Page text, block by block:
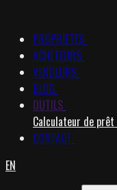
PROPRIETES
ACHETEURS
VENDEURS
BLOG
OUTILS
Calculateur de
CONTACT
EN